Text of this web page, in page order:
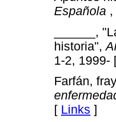
Española
______,
historia",
1-2, 1999-
Farfán,
[ Links ]